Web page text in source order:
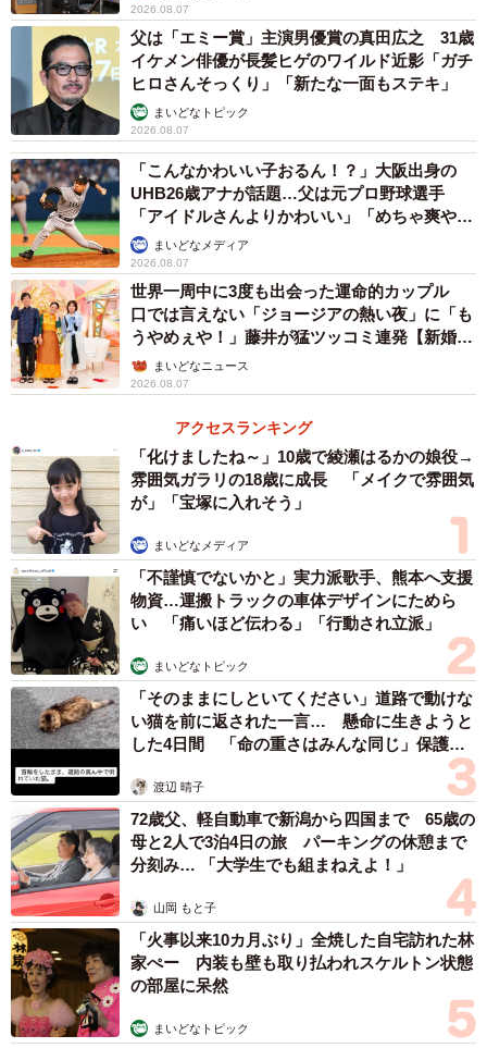
2026.08.07
父は「エミー賞」主演男優賞の真田広之 31歳
イケメン俳優が長髪ヒゲのワイルド近影「ガチ
ヒロさんそっくり」「新たな一面もステキ」
まいどなトピック
2026.08.07
「こんなかわいい子おるん！？」大阪出身の
UHB26歳アナが話題…父は元プロ野球選手
「アイドルさんよりかわいい」「めちゃ爽や
か」まいどなメディア
2026.08.07
世界一周中に3度も出会った運命的カップル
口では言えない「ジョージアの熱い夜」に「も
うやめぇや！」藤井が猛ツッコミ連発【新婚さ
ん】まいどなニュース
2026.08.07
アクセスランキング
「化けましたね～」10歳で綾瀬はるかの娘役→
雰囲気ガラリの18歳に成長 「メイクで雰囲気
が」「宝塚に入れそう」
まいどなメディア
「不謹慎でないかと」実力派歌手、熊本へ支援
物資…運搬トラックの車体デザインにためら
い 「痛いほど伝わる」「行動され立派」
まいどなトピック
「そのままにしといてください」道路で動けな
い猫を前に返された一言… 懸命に生きようと
した4日間 「命の重さはみんな同じ」保護団
渡辺 晴子
72歳父、軽自動車で新潟から四国まで 65歳の
母と2人で3泊4日の旅 パーキングの休憩まで
分刻み… 「大学生でも組まねえよ！」
山岡 もと子
「火事以来10カ月ぶり」全焼した自宅訪れた林
家ぺー 内装も壁も取り払われスケルトン状態
の部屋に呆然
まいどなトピック